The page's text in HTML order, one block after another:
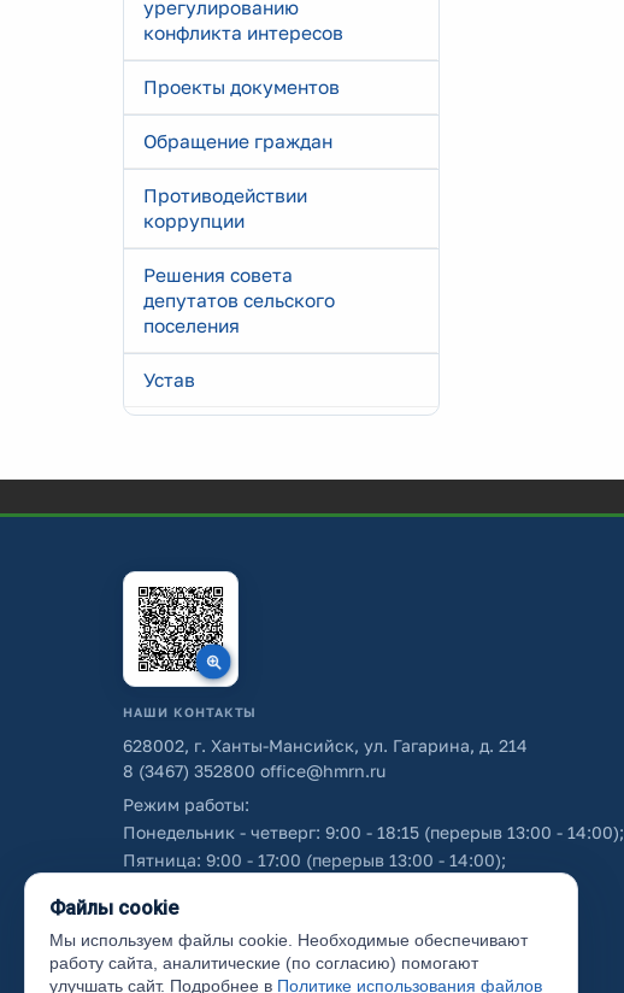
урегулированию
конфликта интересов
Проекты документов
Обращение граждан
Противодействии
коррупции
Решения совета
депутатов сельского
поселения
Устав
НАШИ КОНТАКТЫ
628002, г. Ханты-Мансийск, ул. Гагарина, д. 214
8 (3467) 352800 office@hmrn.ru
Режим работы:
Понедельник - четверг: 9:00 - 18:15 (перерыв 13:00 - 14:00);
Пятница: 9:00 - 17:00 (перерыв 13:00 - 14:00);
Об использовании персональных данных
Файлы cookie
Мы используем файлы cookie. Необходимые обеспечивают
работу сайта, аналитические (по согласию) помогают
улучшать сайт. Подробнее в Политике использования файлов